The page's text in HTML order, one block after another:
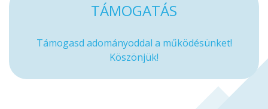
TÁMOGATÁS
Támogasd adományoddal a működésünket!
Köszönjük!